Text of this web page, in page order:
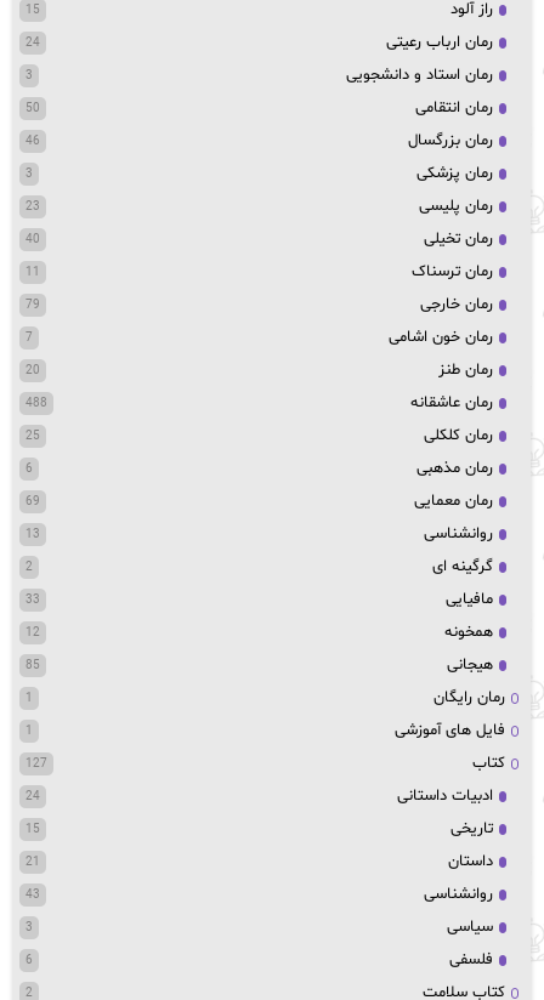
راز آلود 15
رمان ارباب رعیتی 24
رمان استاد و دانشجویی 3
رمان انتقامی 50
رمان بزرگسال 46
رمان پزشکی 3
رمان پلیسی 23
رمان تخیلی 40
رمان ترسناک 11
رمان خارجی 79
رمان خون اشامی 7
رمان طنز 20
رمان عاشقانه 488
رمان کلکلی 25
رمان مذهبی 6
رمان معمایی 69
روانشناسی 13
گرگینه ای 2
مافیایی 33
همخونه 12
هیجانی 85
رمان رایگان 1
فایل های آموزشی 1
کتاب 127
ادبیات داستانی 24
تاریخی 15
داستان 21
روانشناسی 43
سیاسی 3
فلسفی 6
کتاب سلامت 2